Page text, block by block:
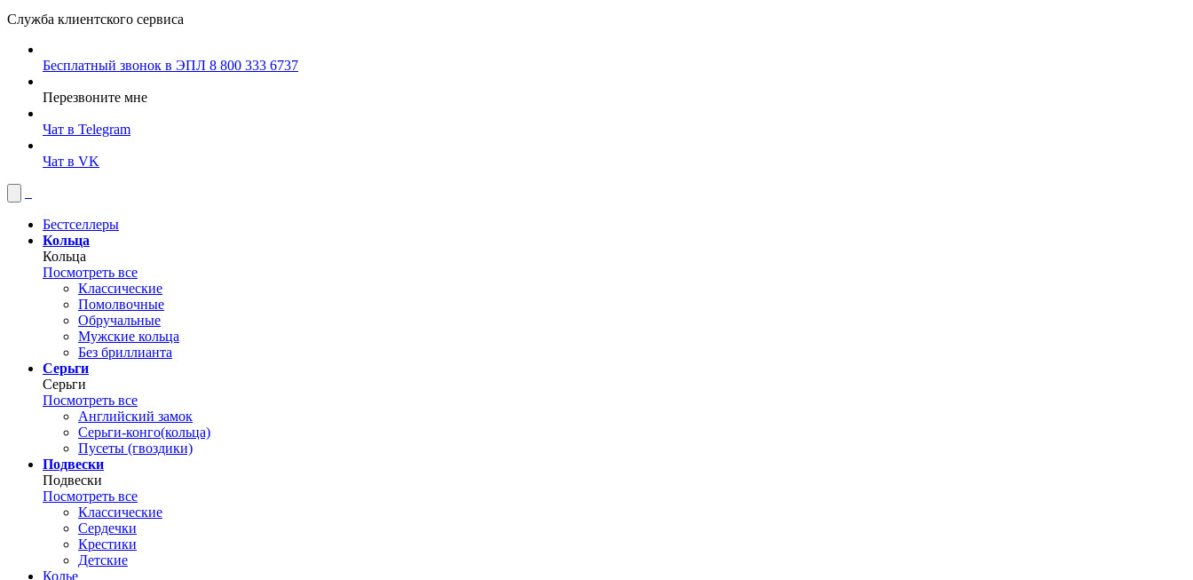
Служба клиентского сервиса
Бесплатный звонок в ЭПЛ 8 800 333 6737
Перезвоните мне
Чат в Telegram
Чат в VK
Бестселлеры
Кольца
Кольца
Посмотреть все
Классические
Помолвочные
Обручальные
Мужские кольца
Без бриллианта
Серьги
Серьги
Посмотреть все
Английский замок
Серьги-конго(кольца)
Пусеты (гвоздики)
Подвески
Подвески
Посмотреть все
Классические
Сердечки
Крестики
Детские
Колье